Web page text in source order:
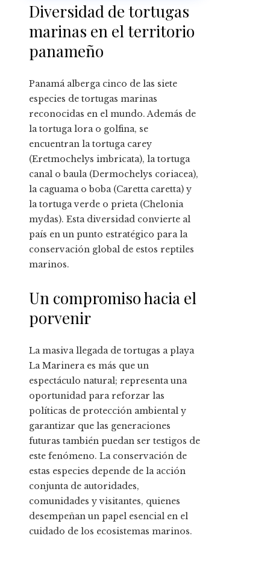
Diversidad de tortugas
marinas en el territorio
panameño
Panamá alberga cinco de las siete
especies de tortugas marinas
reconocidas en el mundo. Además de
la tortuga lora o golfina, se
encuentran la tortuga carey
(Eretmochelys imbricata), la tortuga
canal o baula (Dermochelys coriacea),
la caguama o boba (Caretta caretta) y
la tortuga verde o prieta (Chelonia
mydas). Esta diversidad convierte al
país en un punto estratégico para la
conservación global de estos reptiles
marinos.
Un compromiso hacia el
porvenir
La masiva llegada de tortugas a playa
La Marinera es más que un
espectáculo natural; representa una
oportunidad para reforzar las
políticas de protección ambiental y
garantizar que las generaciones
futuras también puedan ser testigos de
este fenómeno. La conservación de
estas especies depende de la acción
conjunta de autoridades,
comunidades y visitantes, quienes
desempeñan un papel esencial en el
cuidado de los ecosistemas marinos.